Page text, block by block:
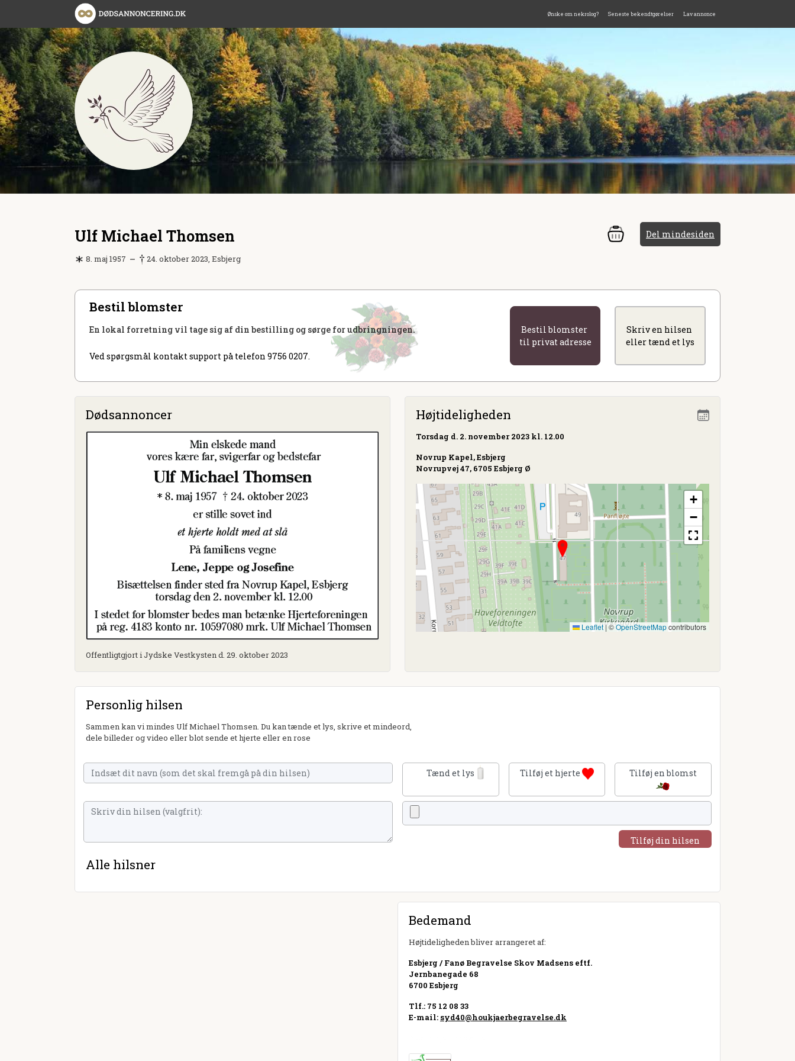
Ønske om nekrolog? Seneste bekendtgørelser Lav annonce
Ulf Michael Thomsen Del mindesiden
8. maj 1957 24. oktober 2023, Esbjerg
Bestil blomster
En lokal forretning vil tage sig af din bestilling og sørge for udbringningen.
Ved spørgsmål kontakt support på telefon 9756 0207.
Bestil blomster
til privat adresse
Skriv en hilsen
eller tænd et lys
Dødsannoncer
Offentligtgjort i Jydske Vestkysten d. 29. oktober 2023
Højtideligheden
Torsdag d. 2. november 2023 kl. 12.00
Novrup Kapel, Esbjerg
Novrupvej 47, 6705 Esbjerg Ø
+
−
Leaflet |©OpenStreetMapcontributors
Personlig hilsen
Sammen kan vi mindes Ulf Michael Thomsen. Du kan tænde et lys, skrive et mindeord,
dele billeder og video eller blot sende et hjerte eller en rose
Tænd et lys Tilføj et hjerte Tilføj en blomst
Tilføj din hilsen
Alle hilsner
Bedemand
Højtideligheden bliver arrangeret af:
Esbjerg / Fanø Begravelse Skov Madsens eftf.
Jernbanegade 68
6700 Esbjerg
Tlf.: 75 12 08 33
E-mail: syd40@houkjaerbegravelse.dk